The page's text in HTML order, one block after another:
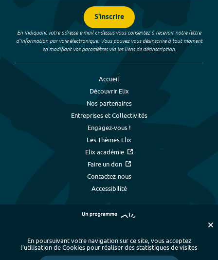
S'inscrire
En indiquant votre adresse e-mail ci-dessus vous consentez à recevoir notre lettre
d’information par voie électronique. Vous pouvez vous désinscrire à tout moment
en modifiant vos paramètres via les liens de désinscription.
Accueil
Découvrir Elix
Nos partenaires
Entreprises et Collectivités
Engagez-vous !
Les Thèmes Elix
Elix académie
Faire un don
Contactez-nous
Accessibilité
Plan du site - Index alphabétique -
En poursuivant votre navigation sur ce site, vous acceptez
l’utilisation de Cookies pour réaliser des statistiques de visites